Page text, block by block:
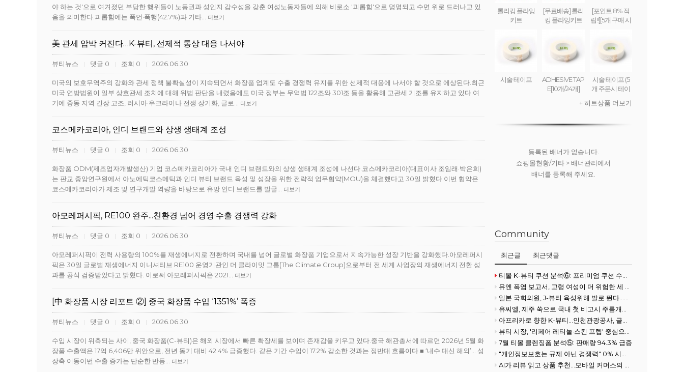
야 하는 것'으로 여겨졌던 부당한 행위들이 노동권과 성인지 감수성을 갖춘 여성노동자들에 의해 비로소 '괴롭힘'으로 명명되고 수면 위로 드러나고 있
음을 의미한다.괴롭힘에는 폭언·폭행(42.7%)과 기타…
더보기
美 관세 압박 커진다…K-뷰티, 선제적 통상 대응 나서야
뷰티뉴스 | 댓글 0 | 조회 0 | 2026.06.30
미국의 보호무역주의 강화와 관세 정책 불확실성이 지속되면서 화장품 업계도 수출 경쟁력 유지를 위한 선제적 대응에 나서야 할 것으로 에상된다.최근
미국 연방법원이 일부 상호관세 조치에 대해 위법 판단을 내렸음에도 미국 정부는 무역법 122조와 301조 등을 활용해 고관세 기조를 유지하고 있다.여
기에 중동 지역 긴장 고조, 러시아·우크라이나 전쟁 장기화, 글로…
더보기
코스메카코리아, 인디 브랜드와 상생 생태계 조성
뷰티뉴스 | 댓글 0 | 조회 0 | 2026.06.30
화장품 ODM(제조업자개발생산) 기업 코스메카코리아가 국내 인디 브랜드와의 상생 생태계 조성에 나선다.코스메카코리아(대표이사 조임래·박은희)
는 판교 중앙연구원에서 아노에틱코스메틱과 인디 뷰티 브랜드 육성 및 성장을 위한 전략적 업무협약(MOU)을 체결했다고 30일 밝혔다.이번 협약은
코스메카코리아가 제조 및 연구개발 역량을 바탕으로 유망 인디 브랜드를 발굴…
더보기
아모레퍼시픽, RE100 완주...친환경 넘어 경영·수출 경쟁력 강화
뷰티뉴스 | 댓글 0 | 조회 0 | 2026.06.30
아모레퍼시픽이 전력 사용량의 100%를 재생에너지로 전환하며 국내를 넘어 글로벌 화장품 기업으로서 지속가능한 성장 기반을 강화했다.아모레퍼시
픽은 30일 글로벌 재생에너지 이니셔티브 RE100 운영기관인 더 클라이밋 그룹(The Climate Group)으로부터 전 세계 사업장의 재생에너지 전환 성
과를 공식 검증받았다고 밝혔다. 이로써 아모레퍼시픽은 2021…
더보기
[中 화장품 시장 리포트 ②] 중국 화장품 수입 ‘1351%’ 폭증
뷰티뉴스 | 댓글 0 | 조회 0 | 2026.06.30
수입 시장이 위축되는 사이, 중국 화장품(C-뷰티)은 해외 시장에서 빠른 확장세를 보이며 존재감을 키우고 있다.중국 해관총서에 따르면 2026년 5월 화
장품 수출액은 17억 6,406만 위안으로, 전년 동기 대비 42.4% 급증했다. 같은 기간 수입이 17.2% 감소한 것과는 정반대 흐름이다.■ ‘내수 대신 해외’… 성
장축 이동이번 수출 증가는 단순한 반등…
더보기
롤리킹 플라잉
키트
[무료배송] 롤리
킹 플라잉키트
[포인트 8% 적
립!!][5개 구매 시
(set) ROLLY KI
NG FLYING CR
EAM
시술 테이프
ADHESIVE TAP
E[10개/24개]
시술 테이프 (5
개 주문시 테이
료)
+ 히트상품 더보기
등록된 배너가 없습니다.
쇼핑몰현황/기타 > 배너관리에서
배너를 등록해 주세요.
Community
최근글 최근댓글
티몰 K-뷰티 쿠션 분석⑥: 프리미엄 쿠션 수요 확대
유엔 폭염 보고서, 고령 여성이 더 위험한 세 가지 이유
일본 국회의원, J-뷰티 육성위해 발로 뛴다...화장품협회 방문
유씨엘, 제주 쑥으로 국내 첫 비고시 주름개선 기능성 획득
아프리카로 향한 K-뷰티…인천관광공사, 글로벌사우스 공략 강화
뷰티 시장, '리페어·레티놀·스킨 프렙' 중심으로 전개
7월 티몰 클렌징폼 분석⑤: 판매량 94.3% 급증
"개인정보보호는 규제 아닌 경쟁력" 0% 시장을 100% 필수재로 만든 여성
AI가 리뷰 읽고 상품 추천…모바일 커머스의 진화